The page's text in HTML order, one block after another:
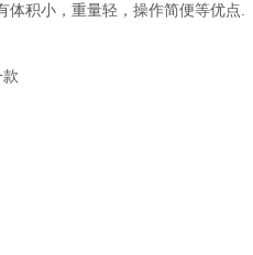
积小，重量轻，操作简便等优点.